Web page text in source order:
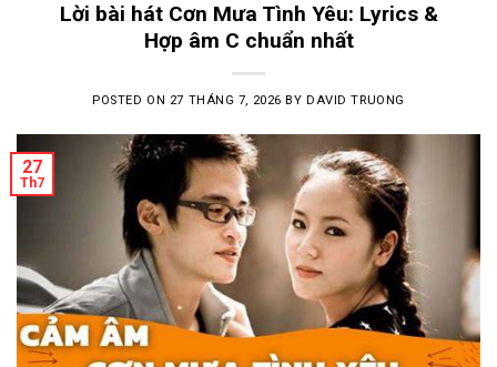
Lời bài hát Cơn Mưa Tình Yêu: Lyrics &
Hợp âm C chuẩn nhất
POSTED ON 27 THÁNG 7, 2026 BY DAVID TRUONG
27
Th7